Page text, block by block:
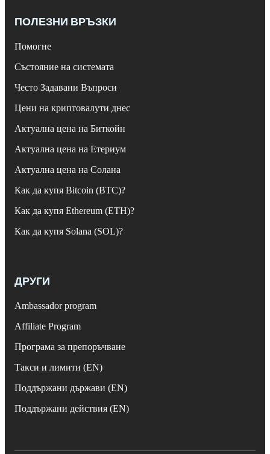
ПОЛЕЗНИ ВРЪЗКИ
Помогне
Състояние на системата
Често Задавани Въпроси
Цени на криптовалути днес
Актуална цена на Биткойн
Актуална цена на Етериум
Актуална цена на Солана
Как да купя Bitcoin (BTC)?
Как да купя Ethereum (ETH)?
Как да купя Solana (SOL)?
ДРУГИ
Ambassador program
Affiliate Program
Програма за препоръчване
Такси и лимити (EN)
Поддържани държави (EN)
Поддържани действия (EN)